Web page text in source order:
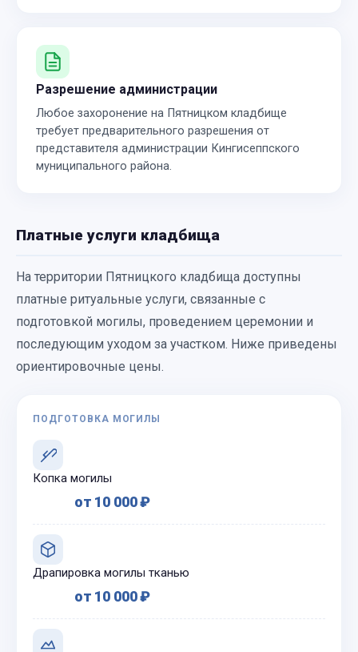
Разрешение администрации
Любое захоронение на Пятницком кладбище
требует предварительного разрешения от
представителя администрации Кингисеппского
муниципального района.
Платные услуги кладбища
На территории Пятницкого кладбища доступны
платные ритуальные услуги, связанные с
подготовкой могилы, проведением церемонии и
последующим уходом за участком. Ниже приведены
ориентировочные цены.
ПОДГОТОВКА МОГИЛЫ
Копка могилы
от 10 000 ₽
Драпировка могилы тканью
от 10 000 ₽